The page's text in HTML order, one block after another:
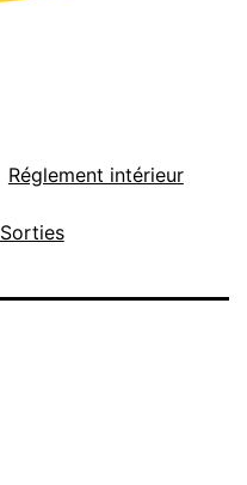
Réglement intérieur
Sorties